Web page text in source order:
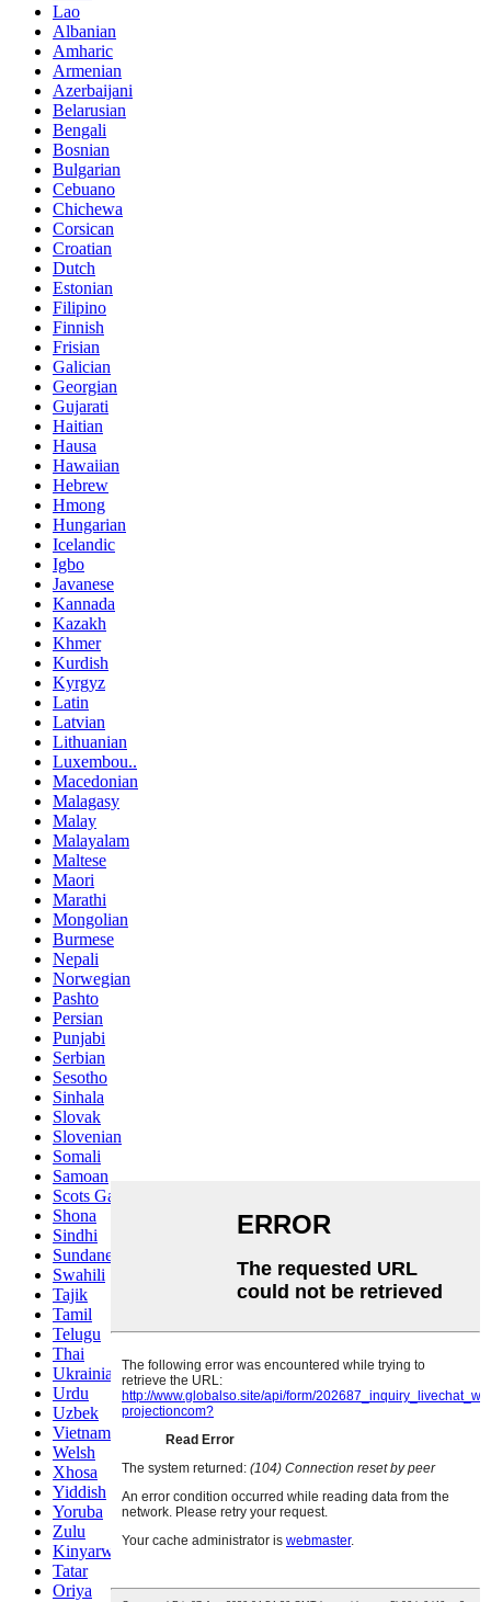
Lao
Albanian
Amharic
Armenian
Azerbaijani
Belarusian
Bengali
Bosnian
Bulgarian
Cebuano
Chichewa
Corsican
Croatian
Dutch
Estonian
Filipino
Finnish
Frisian
Galician
Georgian
Gujarati
Haitian
Hausa
Hawaiian
Hebrew
Hmong
Hungarian
Icelandic
Igbo
Javanese
Kannada
Kazakh
Khmer
Kurdish
Kyrgyz
Latin
Latvian
Lithuanian
Luxembou..
Macedonian
Malagasy
Malay
Malayalam
Maltese
Maori
Marathi
Mongolian
Burmese
Nepali
Norwegian
Pashto
Persian
Punjabi
Serbian
Sesotho
Sinhala
Slovak
Slovenian
Somali
Samoan
Scots Gaelic
Shona
Sindhi
Sundanese
Swahili
Tajik
Tamil
Telugu
Thai
Ukrainian
Urdu
Uzbek
Vietnamese
Welsh
Xhosa
Yiddish
Yoruba
Zulu
Kinyarwanda
Tatar
Oriya